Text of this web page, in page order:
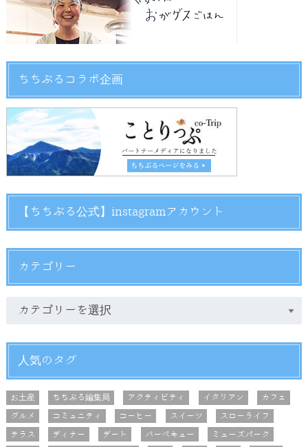
ちちぶるコラボ企画
【ちちぶる公式】instagramアカウント
カテゴリー
人気のタグ
お土産 ちちぶる編集局 アクティビティ イタリアン
カフェ
グルメ
コミュニティ コーヒー スイーツ
スローライフ
テラス
ディナー デート バーベキュー
ミューズパーク